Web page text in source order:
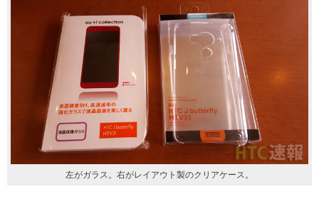
左がガラス。右がレイアウト製のクリアケース。